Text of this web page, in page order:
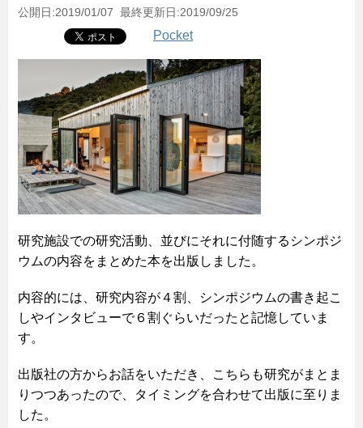
公開日:2019/01/07 最終更新日:2019/09/25
Pocket
研究施設での研究活動、並びにそれに付随するシンポジ
ウムの内容をまとめた本を出版しました。
内容的には、研究内容が４割、シンポジウムの書き起こ
しやインタビューで６割ぐらいだったと記憶していま
す。
出版社の方からお話をいただき、こちらも研究がまとま
りつつあったので、タイミングを合わせて出版に至りま
した。